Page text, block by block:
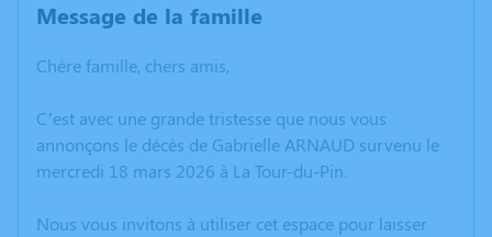
Message de la famille
Chère famille, chers amis,
C’est avec une grande tristesse que nous vous
annonçons le décès de Gabrielle ARNAUD survenu le
mercredi 18 mars 2026 à La Tour-du-Pin.
Nous vous invitons à utiliser cet espace pour laisser